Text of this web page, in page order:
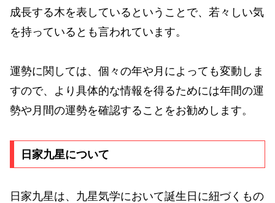
成長する木を表しているということで、若々しい気
を持っているとも言われています。
運勢に関しては、個々の年や月によっても変動しま
すので、より具体的な情報を得るためには年間の運
勢や月間の運勢を確認することをお勧めします。
日家九星について
日家九星は、九星気学において誕生日に紐づくもの